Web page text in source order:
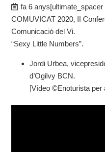
fa 6 anys[ultimate_spacer
COMUVICAT 2020, II
Comunicació del Vi.
“Sexy Little Numbers”.
Jordi Urbea,
d’Ogilvy BCN.
[Vídeo ©Enoturista per